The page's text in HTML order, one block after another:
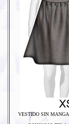
VESTIDO SIN